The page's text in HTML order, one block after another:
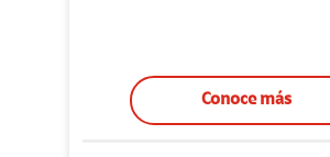
Conoce más